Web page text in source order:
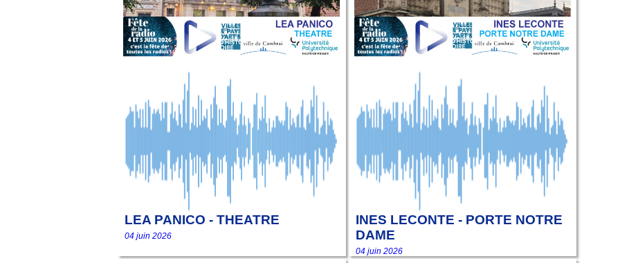
LEA PANICO - THEATRE
04 juin 2026
INES LECONTE - PORTE NOTRE
DAME
04 juin 2026